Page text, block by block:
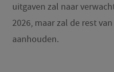
uitgaven zal naar
2026, maar zal de rest
aanhouden.